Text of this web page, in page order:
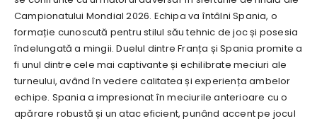
Campionatului Mondial 2026. Echipa va întâlni Spania, o
formație cunoscută pentru stilul său tehnic de joc și posesia
îndelungată a mingii. Duelul dintre Franța și Spania promite a
fi unul dintre cele mai captivante și echilibrate meciuri ale
turneului, având în vedere calitatea și experiența ambelor
echipe. Spania a impresionat în meciurile anterioare cu o
apărare robustă și un atac eficient, punând accent pe jocul